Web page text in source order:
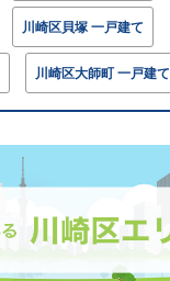
川崎区貝塚 一戸建て
川崎区大師町 一戸建て